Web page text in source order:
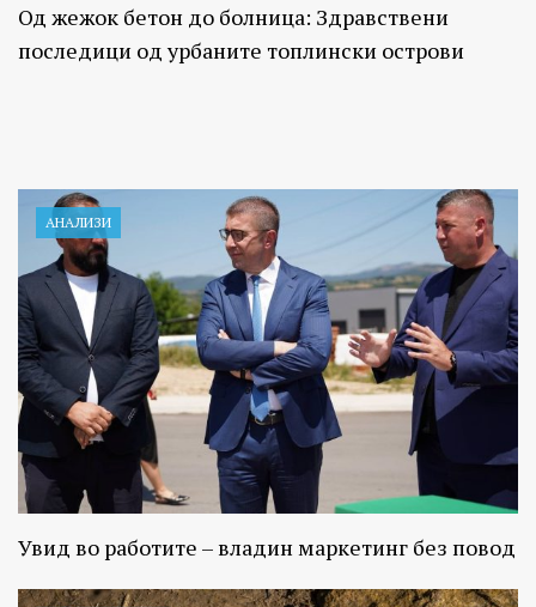
Од жежок бетон до болница: Здравствени
последици од урбаните топлински острови
АНАЛИЗИ
Увид во работите – владин маркетинг без повод